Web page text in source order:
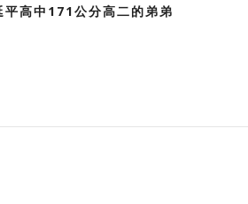
高中171公分高二的弟弟